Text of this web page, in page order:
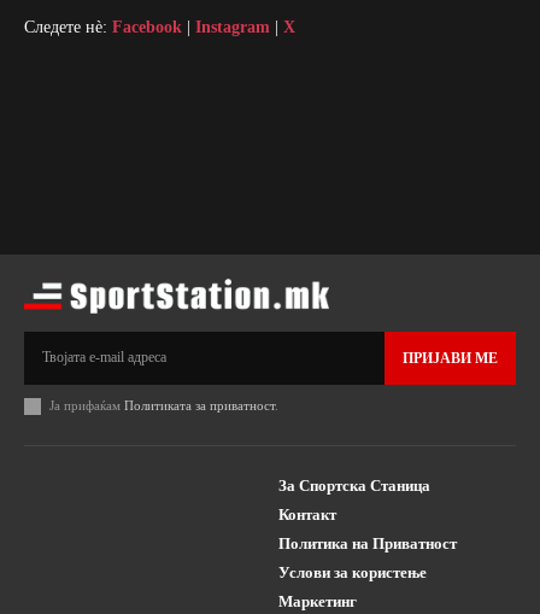
Следете нè: Facebook Instagram X
ПРИЈАВИ МЕ
Ја прифаќам Политиката за приватност.
За Спортска Станица
Контакт
Политика на Приватност
Услови за користење
Маркетинг